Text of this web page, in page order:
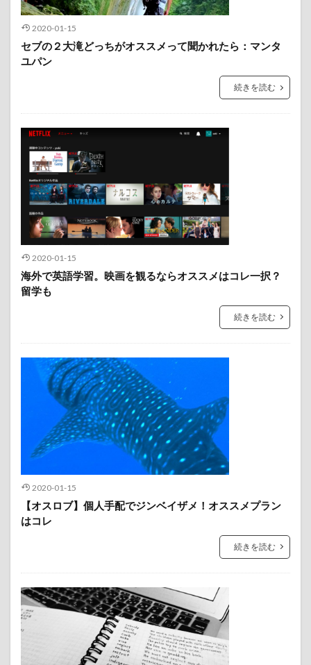
2020-01-15
セブの２大滝どっちがオススメって聞かれたら：マンタ
ユパン
続きを読む
2020-01-15
海外で英語学習。映画を観るならオススメはコレ一択？
留学も
続きを読む
2020-01-15
【オスロブ】個人手配でジンベイザメ！オススメプラン
はコレ
続きを読む